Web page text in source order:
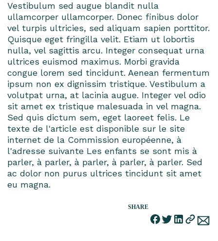
Vestibulum sed augue blandit nulla
ullamcorper ullamcorper. Donec finibus dolor
vel turpis ultricies, sed aliquam sapien porttitor.
Quisque eget fringilla velit. Etiam ut lobortis
nulla, vel sagittis arcu. Integer consequat urna
ultrices euismod maximus. Morbi gravida
congue lorem sed tincidunt. Aenean fermentum
ipsum non ex dignissim tristique. Vestibulum a
volutpat urna, at lacinia augue. Integer vel odio
sit amet ex tristique malesuada in vel magna.
Sed quis dictum sem, eget laoreet felis. Le
texte de l'article est disponible sur le site
internet de la Commission européenne, à
l'adresse suivante Les enfants se sont mis à
parler, à parler, à parler, à parler, à parler. Sed
ac dolor non purus ultrices tincidunt sit amet
eu magna.
SHARE